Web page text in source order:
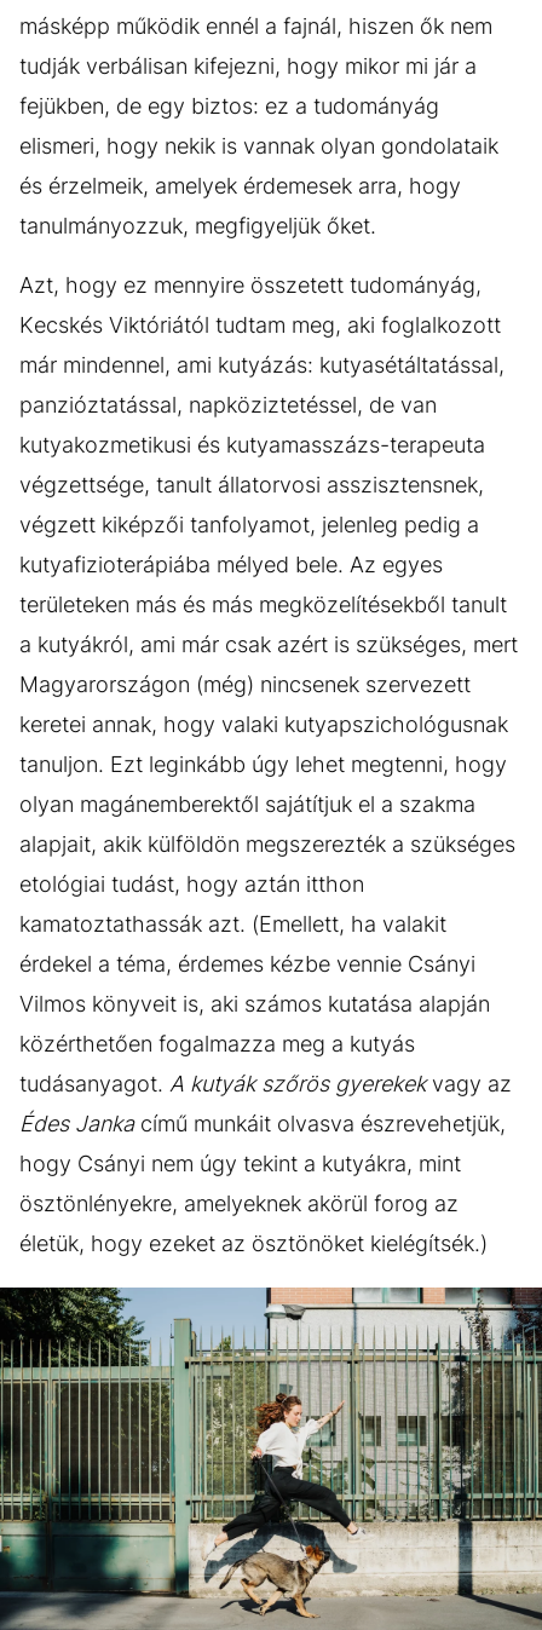
másképp működik ennél a fajnál, hiszen ők nem
tudják verbálisan kifejezni, hogy mikor mi jár a
fejükben, de egy biztos: ez a tudományág
elismeri, hogy nekik is vannak olyan gondolataik
és érzelmeik, amelyek érdemesek arra, hogy
tanulmányozzuk, megfigyeljük őket.
Azt, hogy ez mennyire összetett tudományág,
Kecskés Viktóriától tudtam meg, aki foglalkozott
már mindennel, ami kutyázás: kutyasétáltatással,
panzióztatással, napköziztetéssel, de van
kutyakozmetikusi és kutyamasszázs-terapeuta
végzettsége, tanult állatorvosi asszisztensnek,
végzett kiképzői tanfolyamot, jelenleg pedig a
kutyafizioterápiába mélyed bele. Az egyes
területeken más és más megközelítésekből tanult
a kutyákról, ami már csak azért is szükséges, mert
Magyarországon (még) nincsenek szervezett
keretei annak, hogy valaki kutyapszichológusnak
tanuljon. Ezt leginkább úgy lehet megtenni, hogy
olyan magánemberektől sajátítjuk el a szakma
alapjait, akik külföldön megszerezték a szükséges
etológiai tudást, hogy aztán itthon
kamatoztathassák azt. (Emellett, ha valakit
érdekel a téma, érdemes kézbe vennie Csányi
Vilmos könyveit is, aki számos kutatása alapján
közérthetően fogalmazza meg a kutyás
tudásanyagot. A kutyák szőrös gyerekekvagy az
Édes Jankacímű munkáit olvasva észrevehetjük,
hogy Csányi nem úgy tekint a kutyákra, mint
ösztönlényekre, amelyeknek akörül forog az
életük, hogy ezeket az ösztönöket kielégítsék.)